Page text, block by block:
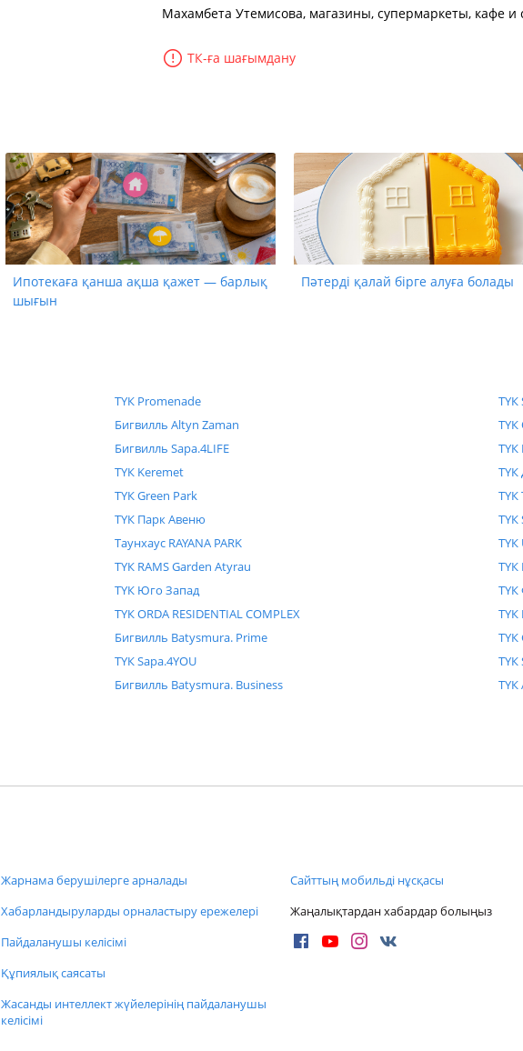
Махамбета Утемисова, магазины, супермаркеты, кафе и
ТК-ға шағымдану
Ипотекаға қанша ақша қажет — барлық
шығын
Пәтерді қалай бірге алуға болады
ТҮК Promenade
Бигвилль Altyn Zaman
Бигвилль Sapa.4LIFE
ТҮК Keremet
ТҮК Green Park
ТҮК Парк Авеню
Таунхаус RAYANA PARK
ТҮК RAMS Garden Atyrau
ТҮК Юго Запад
ТҮК ORDA RESIDENTIAL COMPLEX
Бигвилль Batysmura. Prime
ТҮК Sapa.4YOU
Бигвилль Batysmura. Business
ТҮК
ТҮК
ТҮК
ТҮК
ТҮК
ТҮК
ТҮК
ТҮК
ТҮК
ТҮК
ТҮК
ТҮК
Жарнама берушілерге арналады
Хабарландыруларды орналастыру ережелері
Пайдаланушы келісімі
Құпиялық саясаты
Жасанды интеллект жүйелерінің пайдаланушы
келісімі
Сайттың мобильді нұсқасы
Жаңалықтардан хабардар болыңыз